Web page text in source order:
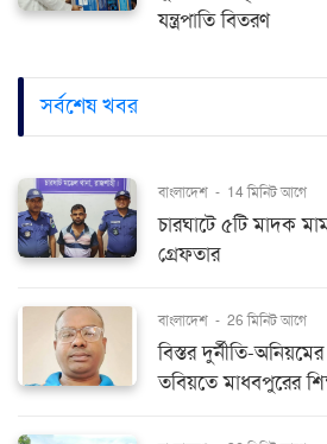
যন্ত্রপাতি বিতরণ
সর্বশেষ খবর
বাংলাদেশ - 14 মিনিট আগে
চারঘাটে ৫টি মাদক
গ্রেফতার
বাংলাদেশ - 26 মিনিট আগে
বিস্তর দুর্নীতি-
তবিয়তে মাধবপুরের